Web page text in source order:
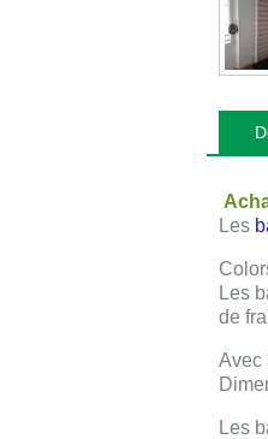
Les
Les
de
Avec
Les